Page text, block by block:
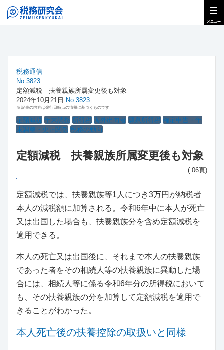
税務通信
No.3823
定額減税 扶養親族所属変更後も対象
2024年10月21日 No.3823
※ 記事の内容は発行日時点の情報に基づくものです
定額減税 年末調整 所得税 海外出向者 源泉所得税 確定申告・年
末調整・更正関係 税務の動向
定額減税 扶養親族所属変更後も対象
( 06頁)
定額減税では、扶養親族等1人につき3万円が納税者
本人の減税額に加算される。令和6年中に本人が死亡
又は出国した場合も、扶養親族分を含め定額減税を
適用できる。
本人の死亡又は出国後に、それまで本人の扶養親族
であった者をその相続人等の扶養親族に異動した場
合には、相続人等に係る令和6年分の所得税において
も、その扶養親族の分を加算して定額減税を適用で
きることがわかった。
本人死亡後の扶養控除の取扱いと同様